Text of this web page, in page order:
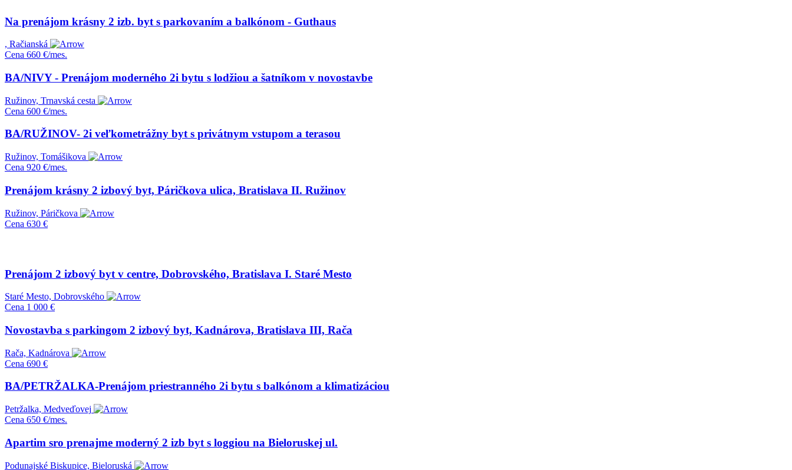
Na prenájom krásny 2 izb. byt s parkovaním a balkónom - Guthaus
, Račianská
Cena 660 €/mes.
BA/NIVY - Prenájom moderného 2i bytu s lodžiou a šatníkom v novostavbe
Ružinov, Trnavská cesta
Cena 600 €/mes.
BA/RUŽINOV- 2i veľkometrážny byt s privátnym vstupom a terasou
Ružinov, Tomášikova
Cena 920 €/mes.
Prenájom krásny 2 izbový byt, Páričkova ulica, Bratislava II. Ružinov
Ružinov, Páričkova
Cena 630 €
Prenájom 2 izbový byt v centre, Dobrovského, Bratislava I. Staré Mesto
Staré Mesto, Dobrovského
Cena 1 000 €
Novostavba s parkingom 2 izbový byt, Kadnárova, Bratislava III, Rača
Rača, Kadnárova
Cena 690 €
BA/PETRŽALKA-Prenájom priestranného 2i bytu s balkónom a klimatizáciou
Petržalka, Medveďovej
Cena 650 €/mes.
Apartim sro prenajme moderný 2 izb byt s loggiou na Bieloruskej ul.
Podunajské Biskupice, Bieloruská